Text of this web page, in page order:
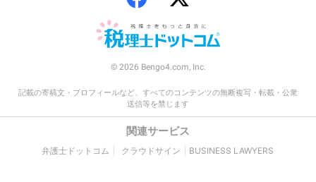
© 2026 Bengo4.com, Inc.
記載の寄稿文・プロフィールなど、すべてのコンテンツの無断複写・転載・公衆
送信等を禁じます
関連サービス
弁護士ドットコム クラウドサイン BUSINESS LAWYERS